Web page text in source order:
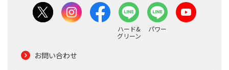
ハード&
グリーン
パワー
お問い合わせ